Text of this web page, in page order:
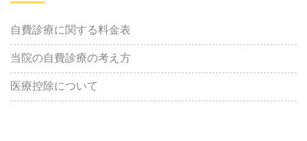
自費診療に関する料金表
当院の自費診療の考え方
医療控除について